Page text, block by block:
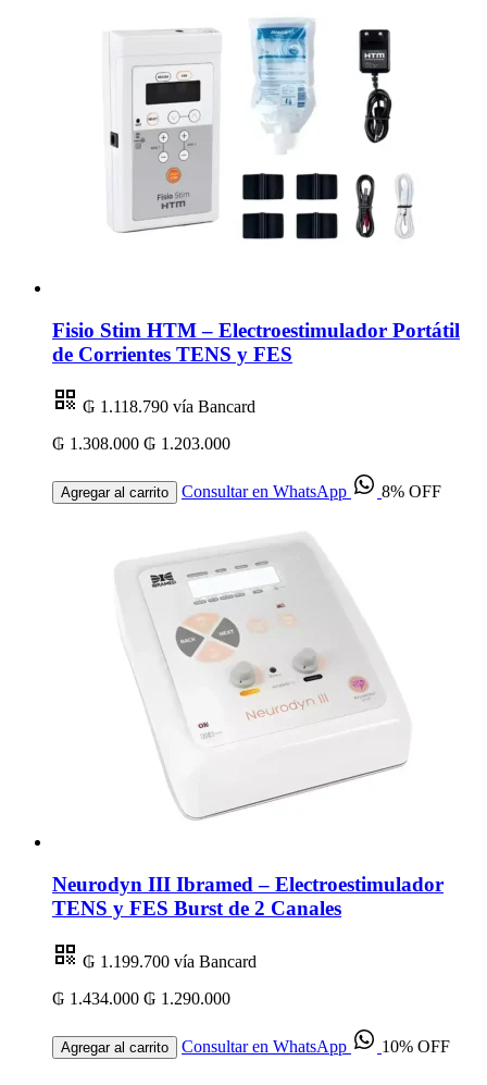
Fisio Stim HTM – Electroestimulador Portátil
de Corrientes TENS y FES
₲ 1.118.790 vía Bancard
₲ 1.308.000 ₲ 1.203.000
Agregar al carrito Consultar en WhatsApp 8% OFF
Neurodyn III Ibramed – Electroestimulador
TENS y FES Burst de 2 Canales
₲ 1.199.700 vía Bancard
₲ 1.434.000 ₲ 1.290.000
Agregar al carrito Consultar en WhatsApp 10% OFF